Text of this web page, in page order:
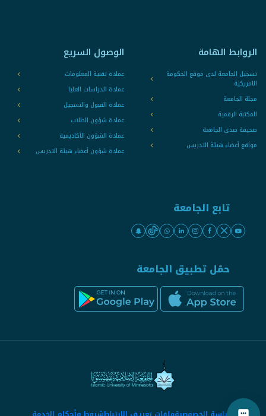
الروابط الهامة
تسجيل الجامعة لدى موقع الحكومة
الامريكية
مجلة الجامعة
المكتبة الرقمية
صحيفة صدى الجامعة
مواقع أعضاء هيئة التدريس
الوصول السريع
عمادة تقنية المعلومات
عمادة الدراسات العليا
عمادة القبول والتسجيل
عمادة شؤون الطلاب
عمادة الشؤون الأكاديمية
عمادة شؤون أعضاء هيئة التدريس
تابع الجامعة
حمّل تطبيق الجامعة